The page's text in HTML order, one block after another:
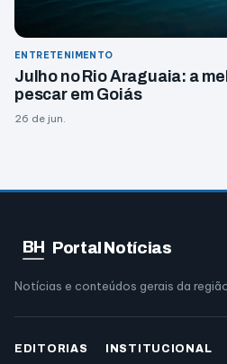
ENTRETENIMENTO
Julho no Rio Araguaia: a
pescar em Goiás
26 de jun.
BH Portal Notícias
Notícias e conteúdos gerais da
EDITORIAS INSTITUCIONAL